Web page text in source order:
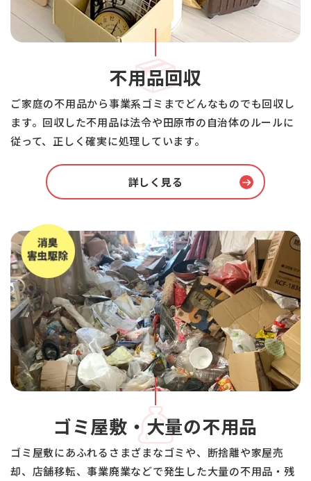
不用品回収
ご家庭の不用品から事業系ゴミまでどんなものでも回収し
ます。回収した不用品は法令や田原市の自治体のルールに
従って、正しく確実に処理しています。
詳しく見る
ゴミ屋敷・大量の不用品
ゴミ屋敷にあふれるさまざまなゴミや、断捨離や家屋売
却、店舗移転、事業廃業などで発生した大量の不用品・残